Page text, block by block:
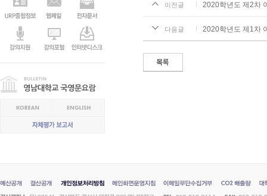
이전글 2020학년도 제2차
다음글 2020학년도 제1차